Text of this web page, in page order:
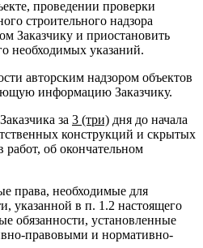
проведении проверки
строительного надзора
Заказчику и приостановить
необходимых указаний.
авторским надзором объектов
информацию Заказчику.
за 3 (три) дня до начала
конструкций и скрытых
об окончательном
права, необходимые для
указанной в п. 1.2 настоящего
обязанности, установленные
правовыми и нормативно-